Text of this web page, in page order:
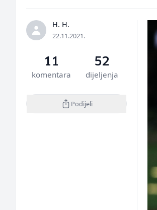
H. H.
22.11.2021.
11
komentara
52
dijeljenja
Podijeli